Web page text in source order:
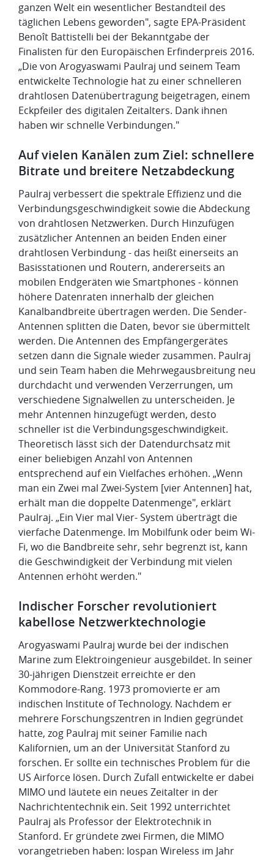
ganzen Welt ein wesentlicher Bestandteil des
täglichen Lebens geworden", sagte EPA-Präsident
Benoît Battistelli bei der Bekanntgabe der
Finalisten für den Europäischen Erfinderpreis 2016.
„Die von Arogyaswami Paulraj und seinem Team
entwickelte Technologie hat zu einer schnelleren
drahtlosen Datenübertragung beigetragen, einem
Eckpfeiler des digitalen Zeitalters. Dank ihnen
haben wir schnelle Verbindungen."
Auf vielen Kanälen zum Ziel: schnellere
Bitrate und breitere Netzabdeckung
Paulraj verbessert die spektrale Effizienz und die
Verbindungsgeschwindigkeit sowie die Abdeckung
von drahtlosen Netzwerken. Durch Hinzufügen
zusätzlicher Antennen an beiden Enden einer
drahtlosen Verbindung - das heißt einerseits an
Basisstationen und Routern, andererseits an
mobilen Endgeräten wie Smartphones - können
höhere Datenraten innerhalb der gleichen
Kanalbandbreite übertragen werden. Die Sender-
Antennen splitten die Daten, bevor sie übermittelt
werden. Die Antennen des Empfängergerätes
setzen dann die Signale wieder zusammen. Paulraj
und sein Team haben die Mehrwegausbreitung neu
durchdacht und verwenden Verzerrungen, um
verschiedene Signalwellen zu unterscheiden. Je
mehr Antennen hinzugefügt werden, desto
schneller ist die Verbindungsgeschwindigkeit.
Theoretisch lässt sich der Datendurchsatz mit
einer beliebigen Anzahl von Antennen
entsprechend auf ein Vielfaches erhöhen. „Wenn
man ein Zwei mal Zwei-System [vier Antennen] hat,
erhält man die doppelte Datenmenge", erklärt
Paulraj. „Ein Vier mal Vier- System überträgt die
vierfache Datenmenge. Im Mobilfunk oder beim Wi-
Fi, wo die Bandbreite sehr, sehr begrenzt ist, kann
die Geschwindigkeit der Verbindung mit vielen
Antennen erhöht werden."
Indischer Forscher revolutioniert
kabellose Netzwerktechnologie
Arogyaswami Paulraj wurde bei der indischen
Marine zum Elektroingenieur ausgebildet. In seiner
30-jährigen Dienstzeit erreichte er den
Kommodore-Rang. 1973 promovierte er am
indischen Institute of Technology. Nachdem er
mehrere Forschungszentren in Indien gegründet
hatte, zog Paulraj mit seiner Familie nach
Kalifornien, um an der Universität Stanford zu
forschen. Er sollte ein technisches Problem für die
US Airforce lösen. Durch Zufall entwickelte er dabei
MIMO und läutete ein neues Zeitalter in der
Nachrichtentechnik ein. Seit 1992 unterrichtet
Paulraj als Professor der Elektrotechnik in
Stanford. Er gründete zwei Firmen, die MIMO
vorangetrieben haben: Iospan Wireless im Jahr